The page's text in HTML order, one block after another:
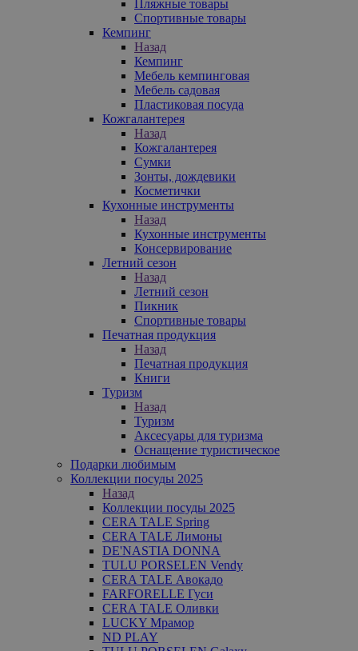
Пляжные товары
Спортивные товары
Кемпинг
Назад
Кемпинг
Мебель кемпинговая
Мебель садовая
Пластиковая посуда
Кожгалантерея
Назад
Кожгалантерея
Сумки
Зонты, дождевики
Косметички
Кухонные инструменты
Назад
Кухонные инструменты
Консервирование
Летний сезон
Назад
Летний сезон
Пикник
Спортивные товары
Печатная продукция
Назад
Печатная продукция
Книги
Туризм
Назад
Туризм
Аксесуары для туризма
Оснащение туристическое
Подарки любимым
Коллекции посуды 2025
Назад
Коллекции посуды 2025
CERA TALE Spring
CERA TALE Лимоны
DE'NASTIA DONNA
TULU PORSELEN Vendy
CERA TALE Авокадо
FARFORELLE Гуси
CERA TALE Оливки
LUCKY Мрамор
ND PLAY